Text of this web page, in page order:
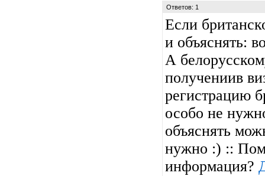
Ответов: 1
Если
и объяснять:
А
получениив
регистрацию
особо не
объяснять
нужно :) ::
информация?